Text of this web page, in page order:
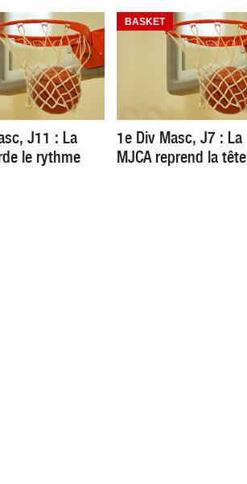
J11 : La
le rythme
BASKET
1e Div Masc, J7 : La
MJCA reprend la tête